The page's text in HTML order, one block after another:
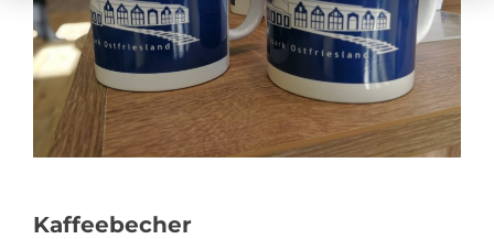
Kaffeebecher